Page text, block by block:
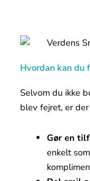
Hvordan kan du
Selvom du ikke
blev fejret, er
Gør en
enkelt